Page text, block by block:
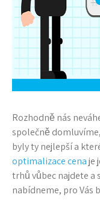
Rozhodně nás
společně
byly ty nejlepší a
optimalizace cenaje
trhů vůbec najdete a
nabídneme, pro Vás